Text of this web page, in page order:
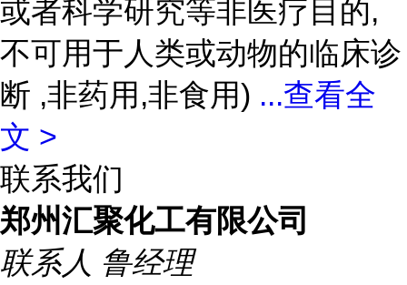
或者科学研究等非医疗目的,
不可用于人类或动物的临床诊
断 ,非药用,非食用) ...查看全
文 >
联系我们
郑州汇聚化工有限公司
联系人 鲁经理